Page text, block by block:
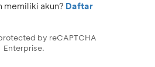
memiliki akun? Daftar
by reCAPTCHA
Enterprise.